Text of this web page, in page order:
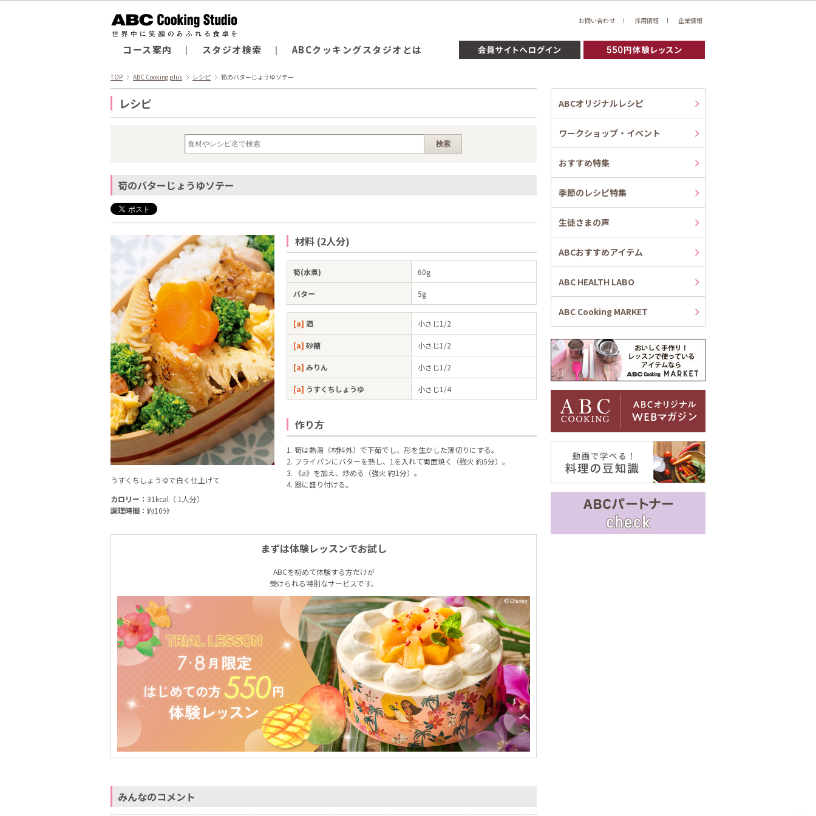
コース案内 スタジオ検索 ABCクッキングスタジオとは
お問い合わせ 採用情報 企業情報
TOP ABC Cooking plus レシピ 筍のバターじょうゆソテー
レシピ
筍のバターじょうゆソテー
うすくちしょうゆで白く仕上げて
カロリー： 31kcal（ 1人分）
調理時間： 約10分
材料 (2人分)
筍(水煮) 60g
バター 5g
[a] 酒 小さじ1/2
[a] 砂糖 小さじ1/2
[a] みりん 小さじ1/2
[a] うすくちしょうゆ 小さじ1/4
作り方
1. 筍は熱湯（材料外）で下茹でし、形を生かした薄切りにする。
2. フライパンにバターを熱し、1を入れて両面焼く（強火 約5分）。
3. 《a》を加え、炒める（強火 約1分）。
4. 器に盛り付ける。
まずは体験レッスンでお試し
ABCを初めて体験する方だけが
受けられる特別なサービスです。
みんなのコメント
ABCオリジナルレシピ
ワークショップ・イベント
おすすめ特集
季節のレシピ特集
生徒さまの声
ABCおすすめアイテム
ABC HEALTH LABO
ABC Cooking MARKET